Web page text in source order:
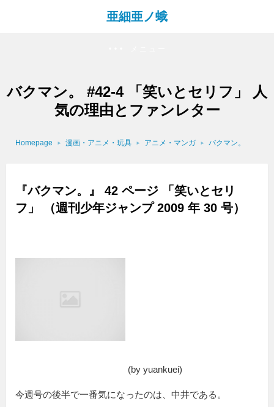
亜細亜ノ蛾
バクマン。 #42-4 「笑いとセリフ」 人
気の理由とファンレター
Homepage 漫画・アニメ・玩具 アニメ・マンガ バクマン。
『バクマン。』 42 ページ 「笑いとセリ
フ」 （週刊少年ジャンプ 2009 年 30 号）
(by yuankuei)
今週号の後半で一番気になったのは、中井である。